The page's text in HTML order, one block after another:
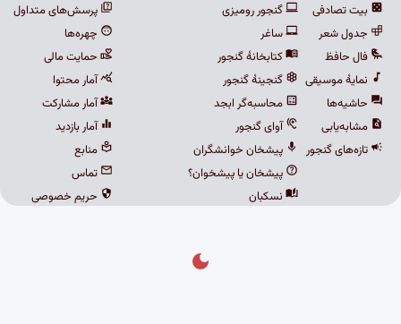
بیت تصادفی
جدول شعر
فال حافظ
نمایهٔ موسیقی
حاشیه‌ها
مشابه‌یابی
تازه‌های گنجور
گنجور رومیزی
ساغر
کتابخانهٔ گنجور
گنجینهٔ گنجور
محاسبه‌گر ابجد
آوای گنجور
پیشخان خوانشگران
پیشخان یا پیشخوان؟
نسکبان
پرسش‌های متداول
چهره‌ها
حمایت مالی
آمار محتوا
آمار مشارکت
آمار بازدید
منابع
تماس
حریم خصوصی